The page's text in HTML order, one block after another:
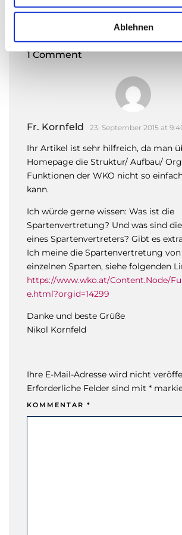
Ablehnen
1 Comment
Fr. Kornfeld 23. September 2015 at
Ihr Artikel ist sehr hilfreich, da man
Homepage die Struktur/ Aufbau/
Funktionen der WKO nicht so
kann.
Ich würde gerne wissen: Was ist die
Spartenvertretung? Und was sind
eines Spartenvertreters? Gibt es
Ich meine die Spartenvertretung
einzelnen Sparten, siehe folgenden
https://www.wko.at/Content.Node/
e.html?orgid=14299
Danke und beste Grüße
Nikol Kornfeld
Ihre E-Mail-Adresse wird nicht
Erforderliche Felder sind mit *
KOMMENTAR *